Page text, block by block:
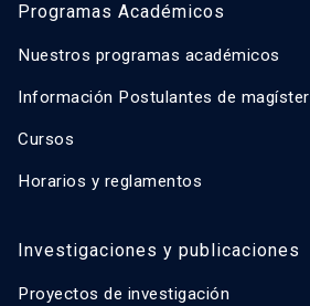
Programas Académicos
Nuestros programas académicos
Información Postulantes de magíster
Cursos
Horarios y reglamentos
Investigaciones y publicaciones
Proyectos de investigación